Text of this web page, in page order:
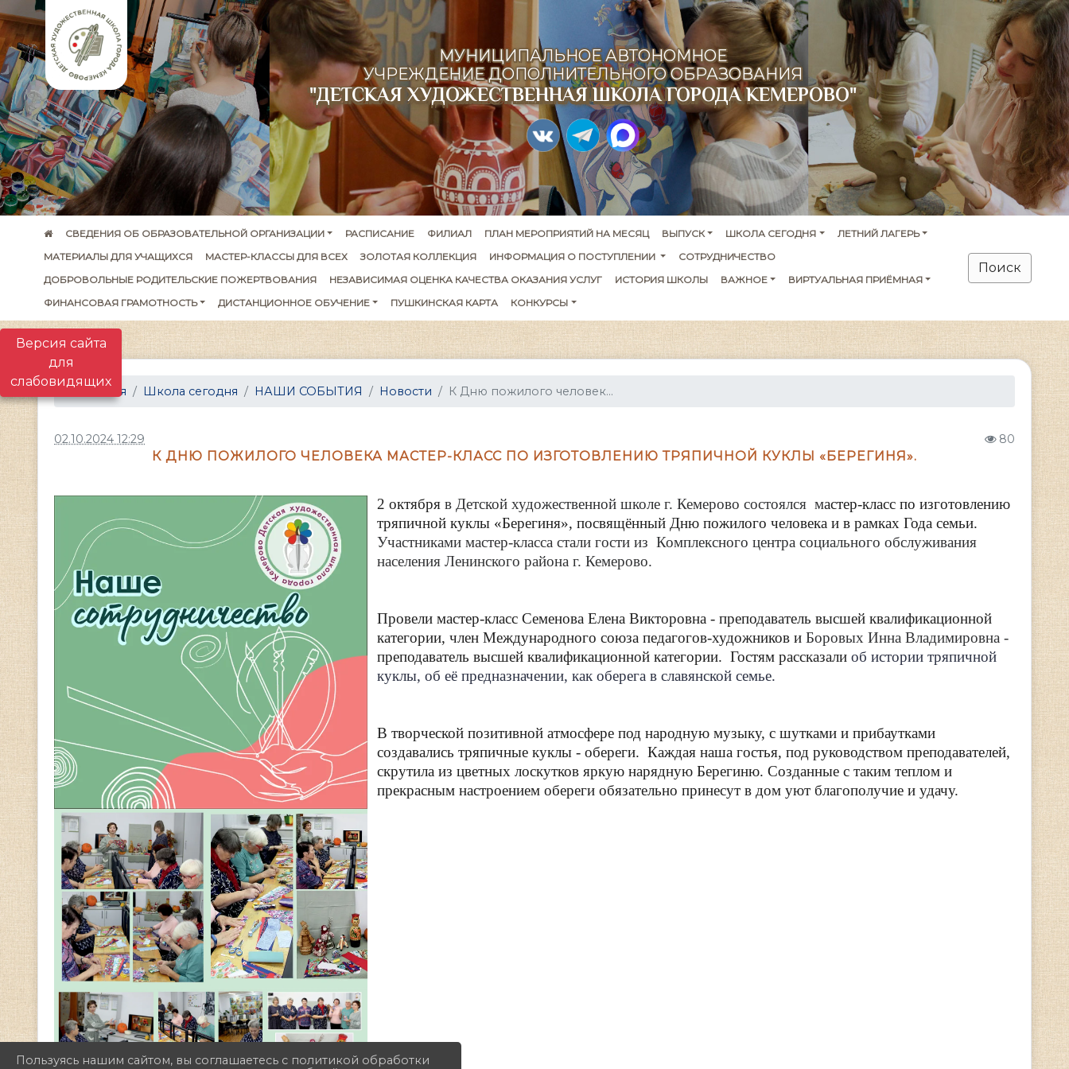
Версия сайта
для
слабовидящих
МУНИЦИПАЛЬНОЕ АВТОНОМНОЕ
УЧРЕЖДЕНИЕ ДОПОЛНИТЕЛЬНОГО ОБРАЗОВАНИЯ
"ДЕТСКАЯ ХУДОЖЕСТВЕННАЯ ШКОЛА ГОРОДА КЕМЕРОВО"
СВЕДЕНИЯ ОБ ОБРАЗОВАТЕЛЬНОЙ ОРГАНИЗАЦИИ РАСПИСАНИЕ ФИЛИАЛ ПЛАН МЕРОПРИЯТИЙ НА МЕСЯЦ ВЫПУСК ШКОЛА СЕГОДНЯ
ЛЕТНИЙ ЛАГЕРЬ
МАТЕРИАЛЫ ДЛЯ УЧАЩИХСЯ
МАСТЕР-КЛАССЫ ДЛЯ ВСЕХ ЗОЛОТАЯ КОЛЛЕКЦИЯ ИНФОРМАЦИЯ О ПОСТУПЛЕНИИ
СОТРУДНИЧЕСТВО
ДОБРОВОЛЬНЫЕ РОДИТЕЛЬСКИЕ ПОЖЕРТВОВАНИЯ
НЕЗАВИСИМАЯ ОЦЕНКА КАЧЕСТВА ОКАЗАНИЯ УСЛУГ ИСТОРИЯ ШКОЛЫ ВАЖНОЕ
ВИРТУАЛЬНАЯ ПРИЁМНАЯ
ФИНАНСОВАЯ ГРАМОТНОСТЬ
ДИСТАНЦИОННОЕ ОБУЧЕНИЕ ПУШКИНСКАЯ КАРТА КОНКУРСЫ
Поиск
Главная Школа сегодня НАШИ СОБЫТИЯ Новости К Дню пожилого человек...
02.10.2024 12:29 80
К ДНЮ ПОЖИЛОГО ЧЕЛОВЕКА МАСТЕР-КЛАСС ПО ИЗГОТОВЛЕНИЮ ТРЯПИЧНОЙ КУКЛЫ «БЕРЕГИНЯ».
2 октября в Детской художественной школе г. Кемерово состоялся мастер-класс по изготовлению
тряпичной куклы «Берегиня», посвящённый Дню пожилого человека и в рамках Года семьи.
Участниками мастер-класса стали гости из Комплексного центра социального обслуживания
населения Ленинского района г. Кемерово.
Провели мастер-класс Семенова Елена Викторовна - преподаватель высшей квалификационной
категории, член Международного союза педагогов-художников и Боровых Инна Владимировна -
преподаватель высшей квалификационной категории. Гостям рассказали об истории тряпичной
куклы, об её предназначении, как оберега в славянской семье.
В творческой позитивной атмосфере под народную музыку, с шутками и прибаутками
создавались тряпичные куклы - обереги. Каждая наша гостья, под руководством преподавателей,
скрутила из цветных лоскутков яркую нарядную Берегиню. Созданные с таким теплом и
прекрасным настроением обереги обязательно принесут в дом уют благополучие и удачу.
Пользуясь нашим сайтом, вы соглашаетесь с политикой обработки